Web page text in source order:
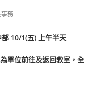
事務
10/1(五) 上午半天
單位前往及返回教室，全